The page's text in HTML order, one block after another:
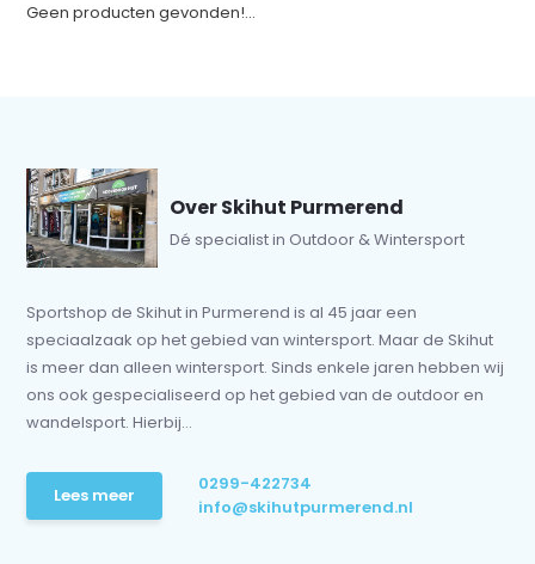
Geen producten gevonden!...
Over Skihut Purmerend
Dé specialist in Outdoor & Wintersport
Sportshop de Skihut in Purmerend is al 45 jaar een
speciaalzaak op het gebied van wintersport. Maar de Skihut
is meer dan alleen wintersport. Sinds enkele jaren hebben wij
ons ook gespecialiseerd op het gebied van de outdoor en
wandelsport. Hierbij...
Lees meer
0299-422734
info@skihutpurmerend.nl